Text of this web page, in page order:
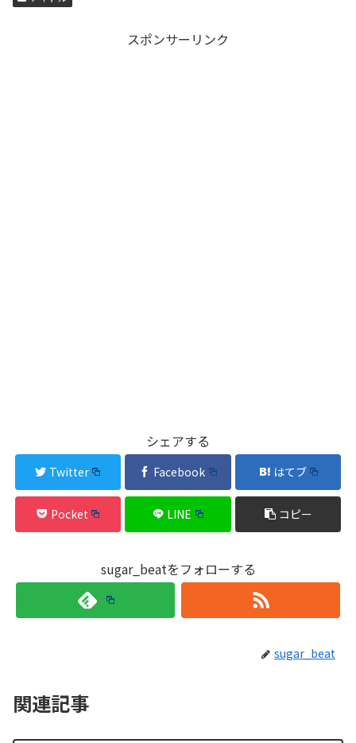
スポンサーリンク
シェアする
Twitter Facebook はてブ
Pocket LINE コピー
sugar_beatをフォローする
sugar_beat
関連記事